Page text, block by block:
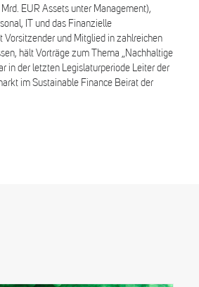
EUR Assets unter Management),
IT und das Finanzielle
Vorsitzender und Mitglied in zahlreichen
hält Vorträge zum Thema „Nachhaltige
in der letzten Legislaturperiode Leiter der
im Sustainable Finance Beirat der